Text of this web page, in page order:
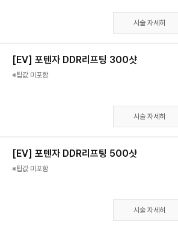
시술 자세히
[EV] 포텐자 DDR리프팅 300샷
※팁값 미포함
시술 자세히
[EV] 포텐자 DDR리프팅 500샷
※팁값 미포함
시술 자세히